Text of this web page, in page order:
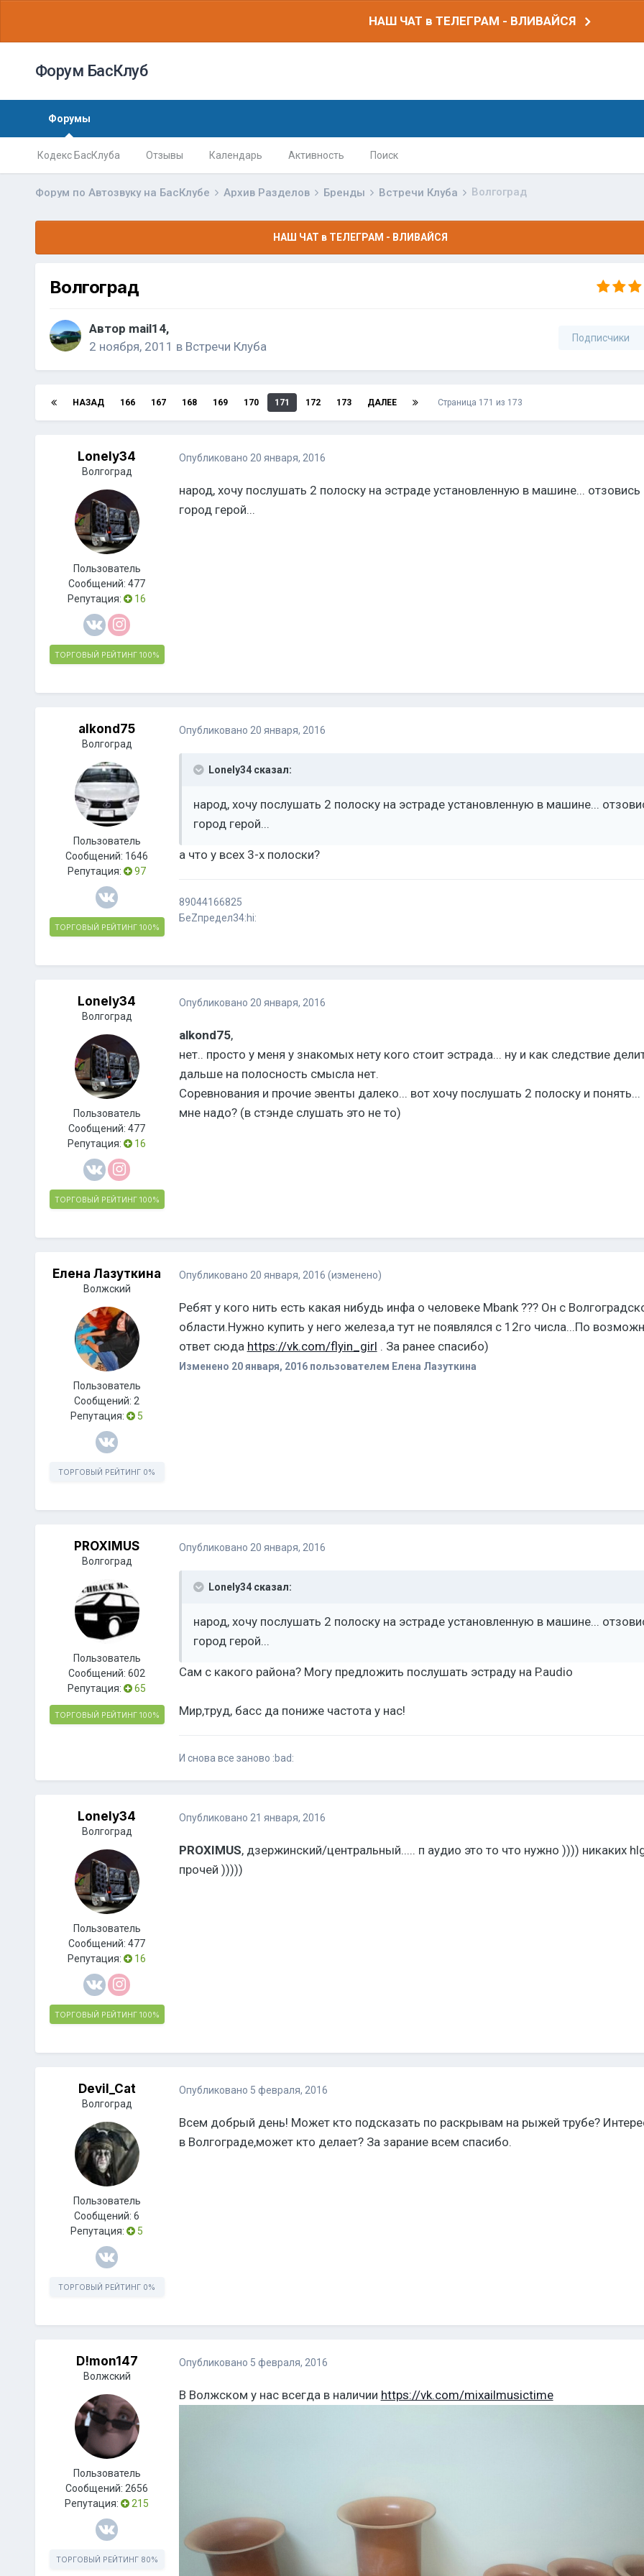
НАШ ЧАТ в ТЕЛЕГРАМ - ВЛИВАЙСЯ
Форум БасКлуб
Форумы
Кодекс БасКлуба Отзывы Календарь Активность Поиск
Форум по Автозвуку на БасКлубе Архив Разделов Бренды Встречи Клуба Волгоград
НАШ ЧАТ в ТЕЛЕГРАМ - ВЛИВАЙСЯ
Волгоград
Автор mail14,
2 ноября, 2011 в Встречи Клуба
Подписчики
НАЗАД 166 167 168 169 170 171 172 173 ДАЛЕЕ Страница 171 из 173
Lonely34
Волгоград
Пользователь
Сообщений:477
Репутация:
16
ТОРГОВЫЙ РЕЙТИНГ 100%
Опубликовано 20 января, 2016
народ, хочу послушать 2 полоску на эстраде установленную в машине... отзовись
город герой...
alkond75
Волгоград
Пользователь
Сообщений: 1646
Репутация:
97
ТОРГОВЫЙ РЕЙТИНГ 100%
Опубликовано 20 января, 2016
Lonely34 сказал:
народ, хочу послушать 2 полоску на эстраде установленную в машине...
город герой...
а что у всех 3-х полоски?
89044166825
БеZпредел34:hi:
Lonely34
Волгоград
Пользователь
Сообщений:477
Репутация:
16
ТОРГОВЫЙ РЕЙТИНГ 100%
Опубликовано 20 января, 2016
alkond75,
нет.. просто у меня у знакомых нету кого стоит эстрада... ну и как следствие
дальше на полосность смысла нет.
Соревнования и прочие эвенты далеко... вот хочу послушать 2 полоску и понять...
мне надо? (в стэнде слушать это не то)
Елена Лазуткина
Волжский
Пользователь
Сообщений:2
Репутация:
5
ТОРГОВЫЙ РЕЙТИНГ 0%
Опубликовано 20 января, 2016 (изменено)
Ребят у кого нить есть какая нибудь инфа о человеке Mbank ??? Он с
области.Нужно купить у него железа,а тут не появлялся с 12го числа...По
ответ сюда https://vk.com/flyin_girl . За ранее спасибо)
Изменено 20 января, 2016пользователем Елена Лазуткина
PROXIMUS
Волгоград
Пользователь
Сообщений:602
Репутация:
65
ТОРГОВЫЙ РЕЙТИНГ 100%
Опубликовано 20 января, 2016
Lonely34 сказал:
народ, хочу послушать 2 полоску на эстраде установленную в машине...
город герой...
Сам с какого района? Могу предложить послушать эстраду на P.audio
Мир,труд, басс да пониже частота у нас!
И снова все заново :bad:
Lonely34
Волгоград
Пользователь
Сообщений:477
Репутация:
16
ТОРГОВЫЙ РЕЙТИНГ 100%
Опубликовано 21 января, 2016
PROXIMUS, дзержинский/центральный..... п аудио это то что нужно )))) никаких
прочей )))))
Devil_Cat
Волгоград
Пользователь
Сообщений:6
Репутация:
5
ТОРГОВЫЙ РЕЙТИНГ 0%
Опубликовано 5 февраля, 2016
Всем добрый день! Может кто подсказать по раскрывам на рыжей трубе?
в Волгограде,может кто делает? За зарание всем спасибо.
D!mon147
Волжский
Пользователь
Сообщений:2656
Репутация:
215
ТОРГОВЫЙ РЕЙТИНГ 80%
Опубликовано 5 февраля, 2016
В Волжском у нас всегда в наличии https://vk.com/mixailmusictime